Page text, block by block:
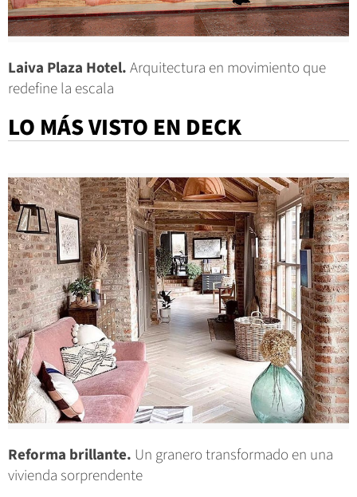
Laiva Plaza Hotel.Arquitectura en movimiento que
redefine la escala
LO MÁS VISTO EN DECK
Reforma brillante. Un granero transformado en una
vivienda sorprendente